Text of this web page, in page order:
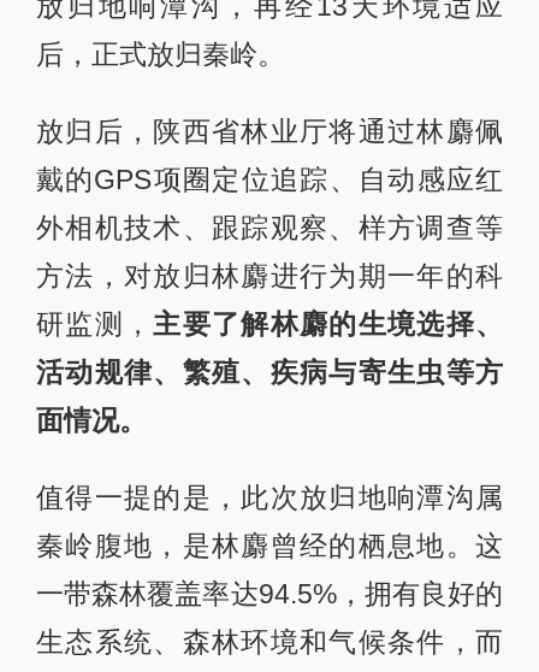
后，正式放归秦岭。
放归后，陕西省林业厅将通过林麝佩
戴的GPS项圈定位追踪、自动感应红
外相机技术、跟踪观察、样方调查等
方法，对放归林麝进行为期一年的科
研监测， 主要了解林麝的生境选择、
活动规律、繁殖、疾病与寄生虫等方
面情况。
值得一提的是，此次放归地响潭沟属
秦岭腹地，是林麝曾经的栖息地。这
一带森林覆盖率达94.5%，拥有良好的
生态系统、森林环境和气候条件，而